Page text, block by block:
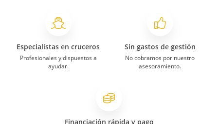
Especialistas en cruceros
Profesionales y dispuestos a
ayudar.
Sin gastos de gestión
No cobramos por nuestro
asesoramiento.
Financiación rápida y pago